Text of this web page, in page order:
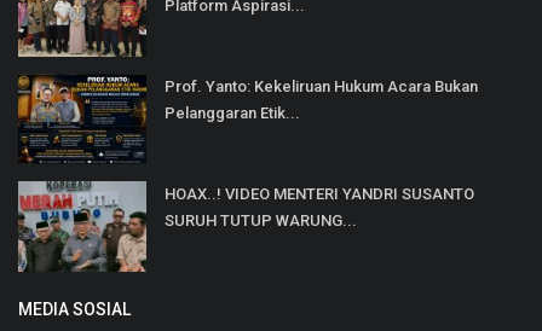
Platform Aspirasi...
Prof. Yanto: Kekeliruan Hukum Acara Bukan
Pelanggaran Etik...
HOAX..! VIDEO MENTERI YANDRI SUSANTO
SURUH TUTUP WARUNG...
MEDIA SOSIAL